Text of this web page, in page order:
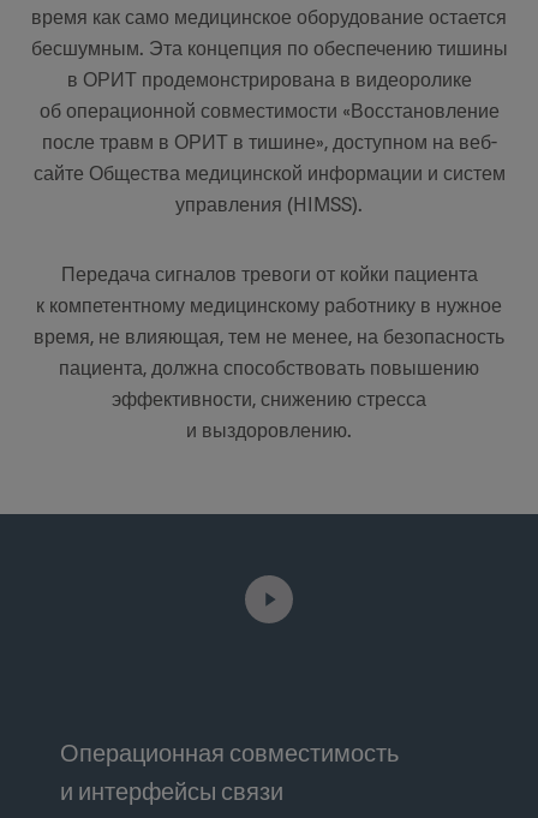
время как само медицинское оборудование остается
бесшумным. Эта концепция по обеспечению тишины
в ОРИТ продемонстрирована в видеоролике
об операционной совместимости «Восстановление
после травм в ОРИТ в тишине», доступном на веб-
сайте Общества медицинской информации и систем
управления (HIMSS).
Передача сигналов тревоги от койки пациента
к компетентному медицинскому работнику в нужное
время, не влияющая, тем не менее, на безопасность
пациента, должна способствовать повышению
эффективности, снижению стресса
и выздоровлению.
Операционная совместимость
и интерфейсы связи